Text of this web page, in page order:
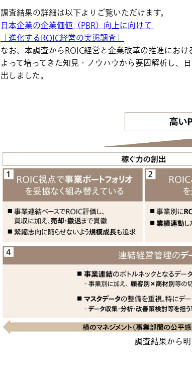
調査結果の詳細は以下よりご覧いただけます。
日本企業の企業価値（PBR）向上に向けて
「進化するROIC経営の実態調査」
なお、本調査からROIC経営と企業改革の推進にお
よって培ってきた知見・ノウハウから要因解析し、
出しました。
調査結果から